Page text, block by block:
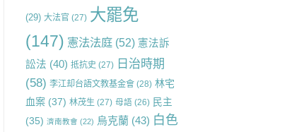
(29) 大法官(27) 大罷免
(147) 憲法法庭(52) 憲法訴
訟法 (40) 抵抗史 (27) 日治時期
(58) 李江却台語文教基金會(28) 林宅
血案(37) 林茂生 (27) 母語(26) 民主
(35) 濟南教會 (22) 烏克蘭(43) 白色